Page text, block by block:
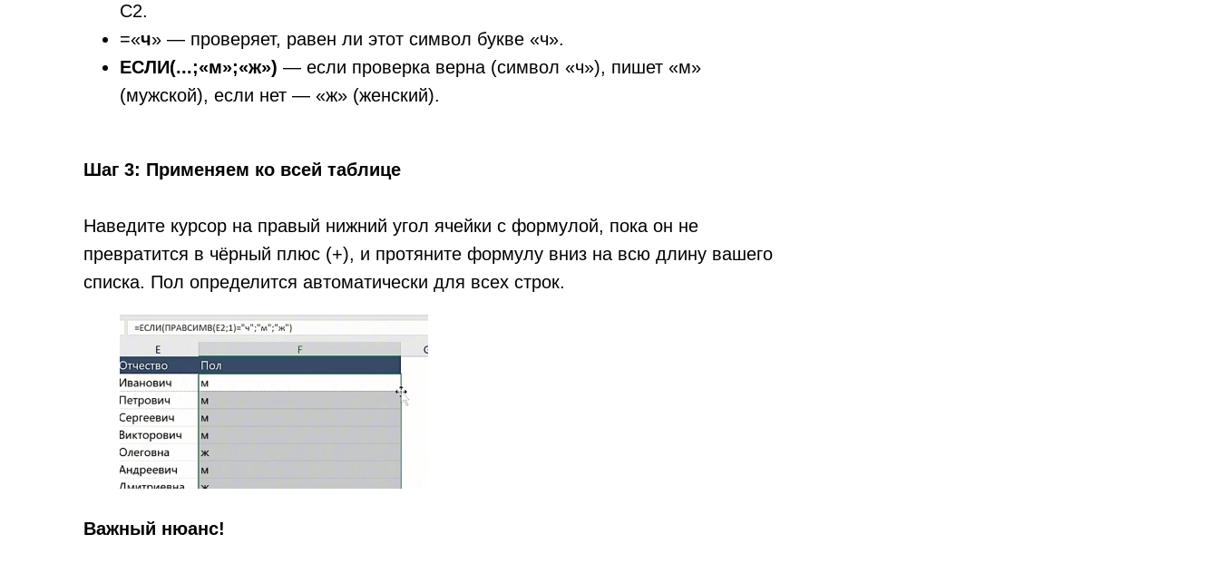
C2.
=«ч» — проверяет, равен ли этот символ букве «ч».
ЕСЛИ(...;«м»;«ж») — если проверка верна (символ «ч»), пишет «м»
(мужской), если нет — «ж» (женский).
Шаг 3: Применяем ко всей таблице
Наведите курсор на правый нижний угол ячейки с формулой, пока он не
превратится в чёрный плюс (+), и протяните формулу вниз на всю длину вашего
списка. Пол определится автоматически для всех строк.
Важный нюанс!